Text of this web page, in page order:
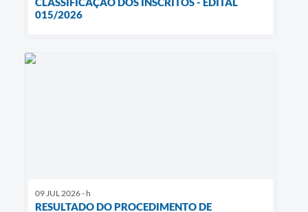
015/2026
09 JUL 2026 - h
RESULTADO DO PROCEDIMENTO DE